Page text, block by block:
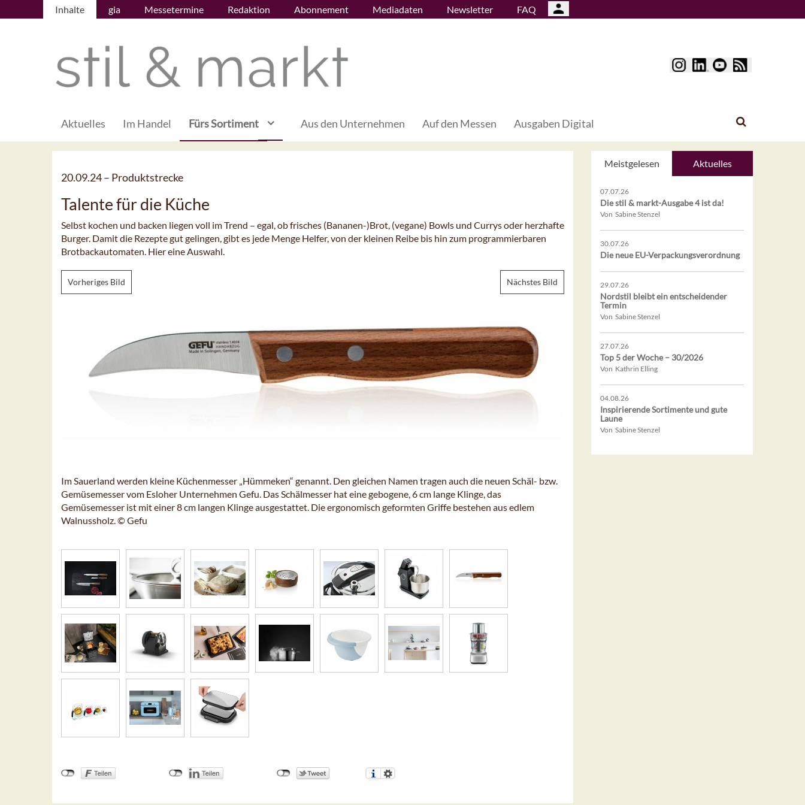
Inhalte gia Messetermine Redaktion Abonnement Mediadaten Newsletter FAQ
Aktuelles Im Handel Fürs Sortiment Aus den Unternehmen Auf den Messen Ausgaben Digital
20.09.24 – Produktstrecke
Talente für die Küche
Selbst kochen und backen liegen voll im Trend – egal, ob frisches (Bananen-)Brot, (vegane) Bowls und Currys oder herzhafte
Burger. Damit die Rezepte gut gelingen, gibt es jede Menge Helfer, von der kleinen Reibe bis hin zum programmierbaren
Brotbackautomaten. Hier eine Auswahl.
Vorheriges Bild Nächstes Bild
Im Sauerland werden kleine Küchenmesser „Hümmeken“ genannt. Den gleichen Namen tragen auch die neuen Schäl- bzw.
Gemüsemesser vom Esloher Unternehmen Gefu. Das Schälmesser hat eine gebogene, 6 cm lange Klinge, das
Gemüsemesser ist mit einer 8 cm langen Klinge ausgestattet. Die ergonomisch geformten Griffe bestehen aus edlem
Walnussholz. © Gefu
Meistgelesen Aktuelles
07.07.26
Die stil & markt-Ausgabe 4 ist da!
Von Sabine Stenzel
30.07.26
Die neue EU-Verpackungsverordnung
29.07.26
Nordstil bleibt ein entscheidender
Termin
Von Sabine Stenzel
27.07.26
Top 5 der Woche – 30/2026
Von Kathrin Elling
04.08.26
Inspirierende Sortimente und gute
Laune
Von Sabine Stenzel